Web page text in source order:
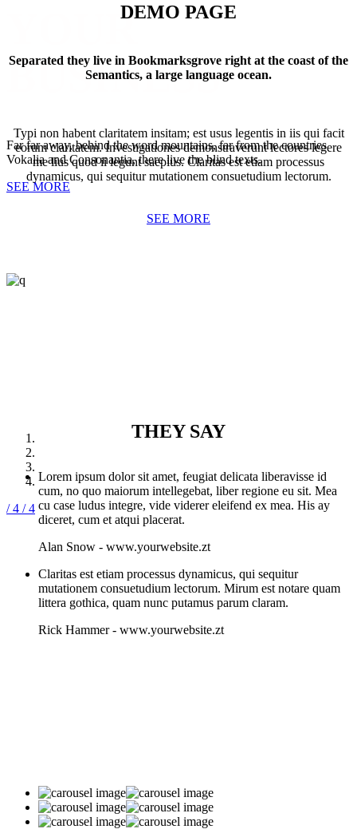
YOUR
BUSINESS
Far far away, behind the word mountains, far from the countries
Vokalia and Consonantia, there live the blind texts.
SEE MORE
/ 4 / 4
DEMO PAGE
Separated they live in Bookmarksgrove right at the coast of the
Semantics, a large language ocean.
Typi non habent claritatem insitam; est usus legentis in iis qui facit
eorum claritatem. Investigationes demonstraverunt lectores legere
me lius quod ii legunt saepius. Claritas est etiam processus
dynamicus, qui sequitur mutationem consuetudium lectorum.
SEE MORE
THEY SAY
Lorem ipsum dolor sit amet, feugiat delicata liberavisse id
cum, no quo maiorum intellegebat, liber regione eu sit. Mea
cu case ludus integre, vide viderer eleifend ex mea. His ay
diceret, cum et atqui placerat.
Alan Snow - www.yourwebsite.zt
Claritas est etiam processus dynamicus, qui sequitur
mutationem consuetudium lectorum. Mirum est notare quam
littera gothica, quam nunc putamus parum claram.
Rick Hammer- www.yourwebsite.zt